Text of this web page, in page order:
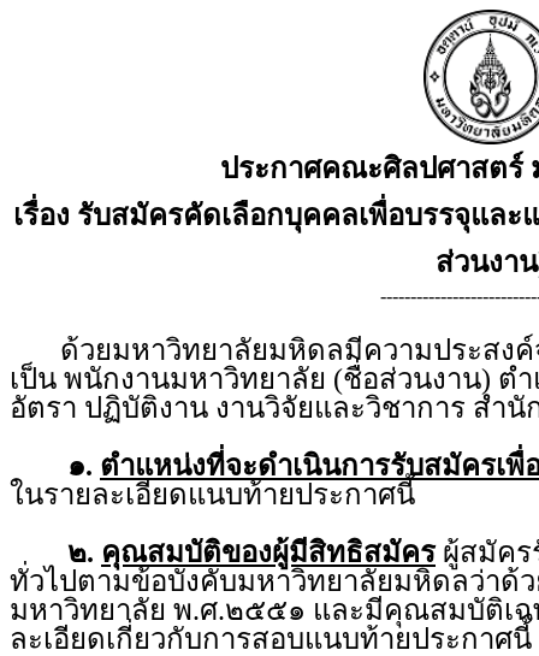
ประกาศคณะศิลปศาสตร์
เรื่อง รับสมัครคัดเลือกบุคคลเพื่อบรรจุแล
ส่วนงา
ด้วยมหาวิทยาลัยมหิดลมีความประสงค์
เป็น พนักงานมหาวิทยาลัย (ชื่อส่วนงาน) ต
อัตรา ปฏิบัติงาน งานวิจัยและวิชาการ ส
๑. ตำแหน่งที่จะดำเนินการรับสมัครเพื่
ในรายละเอียดแนบท้ายประกาศนี้
๒. คุณสมบัติของผู้มีสิทธิสมัครผู้สมัคร
ทั่วไปตามข้อบังคับมหาวิทยาลัยมหิดลว่าด้
มหาวิทยาลัย พ.ศ.๒๕๕๑ และมีคุณสมบัติเฉ
ละเอียดเกี่ยวกับการสอบแนบท้ายประกาศนี้